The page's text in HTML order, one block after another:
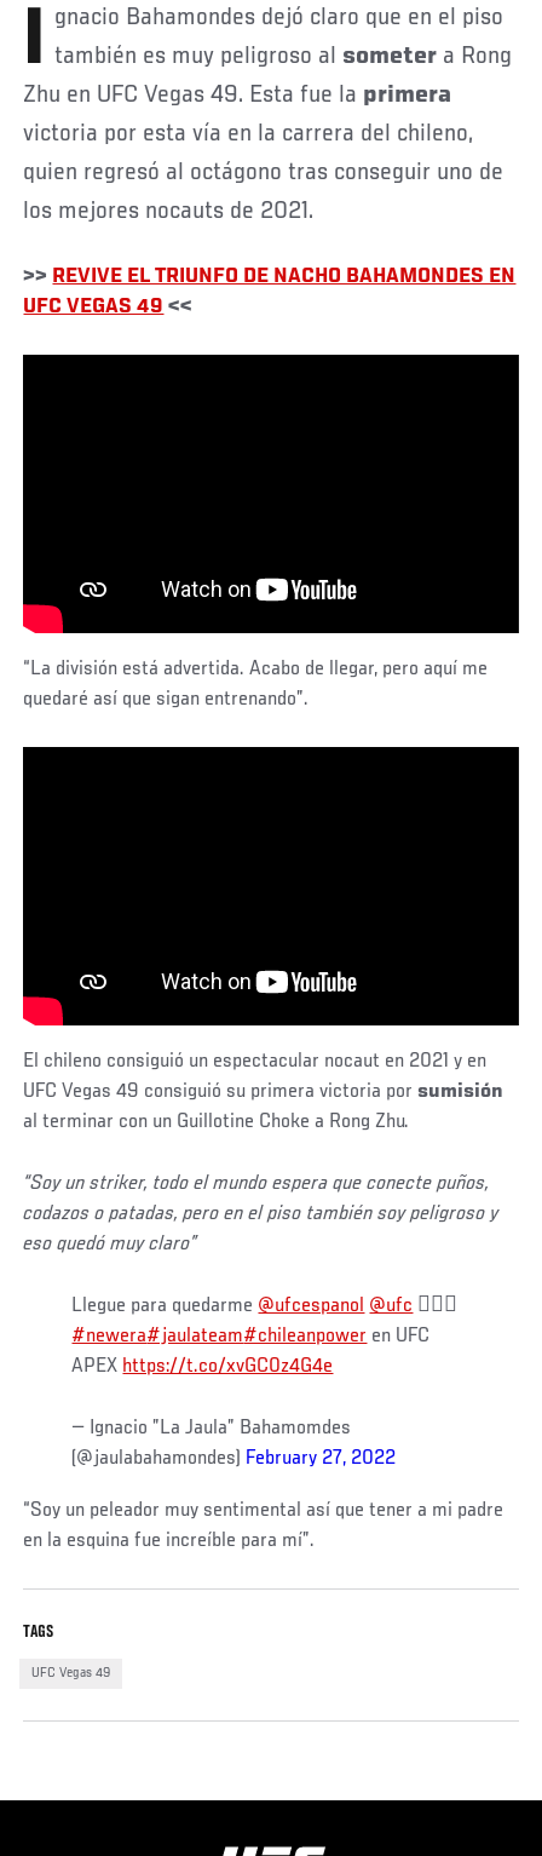
Ignacio Bahamondes dejó claro que en el piso también es muy peligroso al someter a Rong
Zhu en UFC Vegas 49. Esta fue la primera
victoria por esta vía en la carrera del chileno,
quien regresó al octágono tras conseguir uno de
los mejores nocauts de 2021.
>> REVIVE EL TRIUNFO DE NACHO BAHAMONDES EN
UFC VEGAS 49 <<
“La división está advertida. Acabo de llegar, pero aquí me
quedaré así que sigan entrenando”.
El chileno consiguió un espectacular nocaut en 2021 y en
UFC Vegas 49 consiguió su primera victoria porsumisión
al terminar con un Guillotine Choke a Rong Zhu.
“Soy un striker, todo el mundo espera que conecte puños,
codazos o patadas, pero en el piso también soy peligroso y
eso quedó muy claro”
Llegue para quedarme @ufcespanol @ufc 👇🏻🔥
#newera#jaulateam#chileanpower en UFC
APEX https://t.co/xvGC0z4G4e
— Ignacio ”La Jaula” Bahamomdes
(@jaulabahamondes) February 27, 2022
“Soy un peleador muy sentimental así que tener a mi padre
en la esquina fue increíble para mí”.
TAGS
UFC Vegas 49